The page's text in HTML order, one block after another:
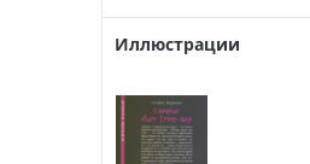
Иллюстрации